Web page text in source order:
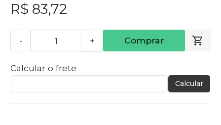
R$ 83,72
- + Comprar
Calcular o frete
Calcular